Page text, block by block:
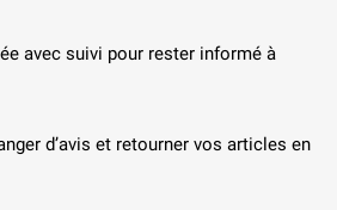
avec suivi pour rester informé à
d’avis et retourner vos articles en